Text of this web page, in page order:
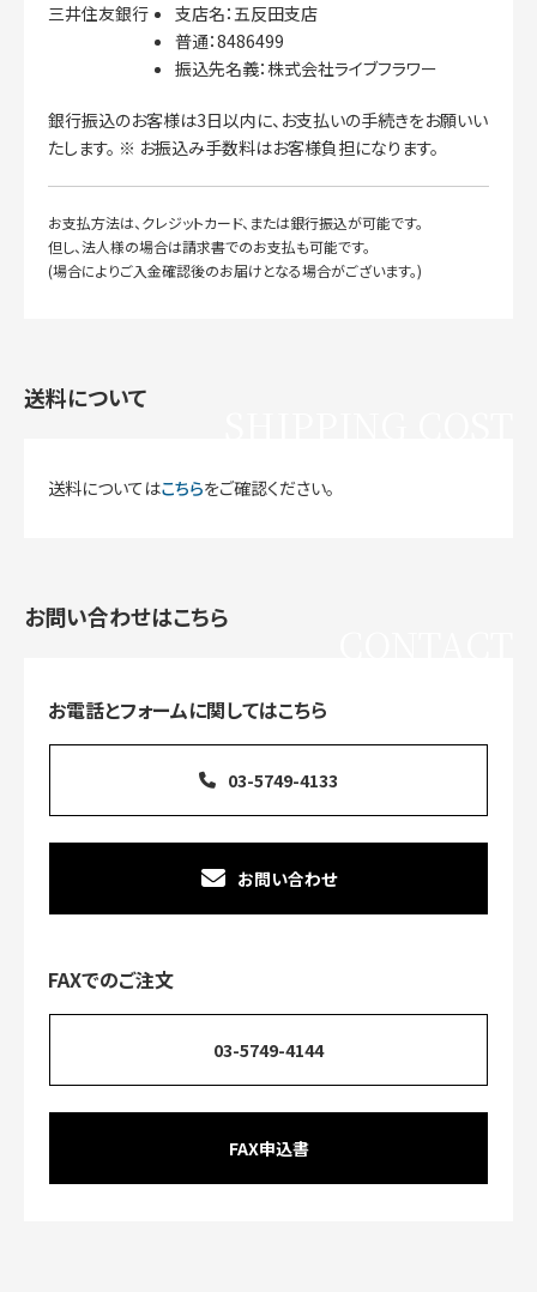
三井住友銀行
支店名：五反田支店
普通：8486499
振込先名義：株式会社ライブフラワー
銀行振込のお客様は3日以内に、お支払いの手続きをお願いい
たします。 ※ お振込み手数料はお客様負担になります。
お支払方法は、クレジットカード、または銀行振込が可能です。
但し、法人様の場合は請求書でのお支払も可能です。
(場合によりご入金確認後のお届けとなる場合がございます。)
送料について
送料についてはこちらをご確認ください。
お問い合わせはこちら
お電話とフォームに関してはこちら
03-5749-4133
お問い合わせ
FAXでのご注文
03-5749-4144
FAX申込書